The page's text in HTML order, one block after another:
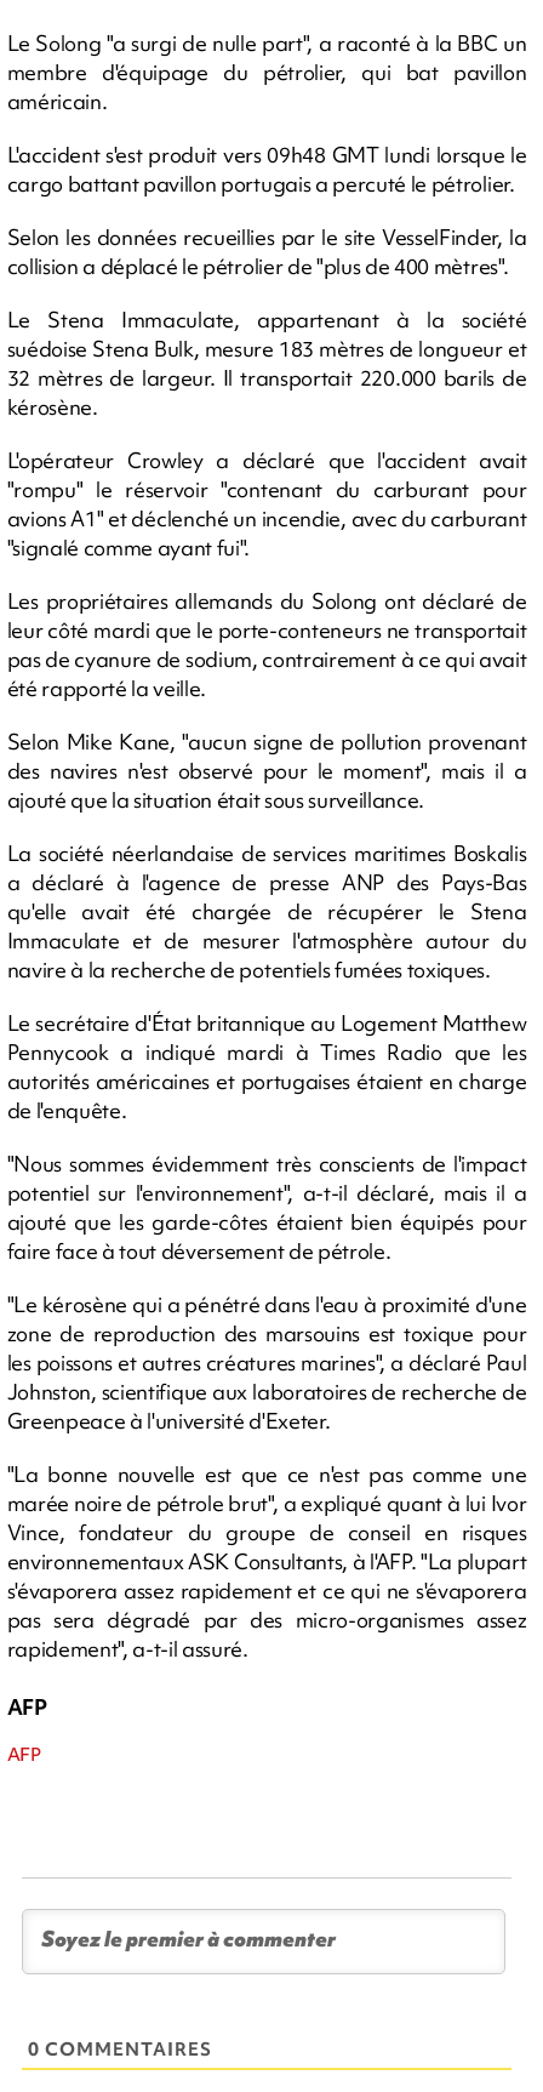
Le Solong "a surgi de nulle part", a raconté à la BBC un
membre d'équipage du pétrolier, qui bat pavillon
américain.
L'accident s'est produit vers 09h48 GMT lundi lorsque le
cargo battant pavillon portugais a percuté le pétrolier.
Selon les données recueillies par le site VesselFinder, la
collision a déplacé le pétrolier de "plus de 400 mètres".
Le Stena Immaculate, appartenant à la société
suédoise Stena Bulk, mesure 183 mètres de longueur et
32 mètres de largeur. Il transportait 220.000 barils de
kérosène.
L'opérateur Crowley a déclaré que l'accident avait
"rompu" le réservoir "contenant du carburant pour
avions A1" et déclenché un incendie, avec du carburant
"signalé comme ayant fui".
Les propriétaires allemands du Solong ont déclaré de
leur côté mardi que le porte-conteneurs ne transportait
pas de cyanure de sodium, contrairement à ce qui avait
été rapporté la veille.
Selon Mike Kane, "aucun signe de pollution provenant
des navires n'est observé pour le moment", mais il a
ajouté que la situation était sous surveillance.
La société néerlandaise de services maritimes Boskalis
a déclaré à l'agence de presse ANP des Pays-Bas
qu'elle avait été chargée de récupérer le Stena
Immaculate et de mesurer l'atmosphère autour du
navire à la recherche de potentiels fumées toxiques.
Le secrétaire d'État britannique au Logement Matthew
Pennycook a indiqué mardi à Times Radio que les
autorités américaines et portugaises étaient en charge
de l'enquête.
"Nous sommes évidemment très conscients de l'impact
potentiel sur l'environnement", a-t-il déclaré, mais il a
ajouté que les garde-côtes étaient bien équipés pour
faire face à tout déversement de pétrole.
"Le kérosène qui a pénétré dans l'eau à proximité d'une
zone de reproduction des marsouins est toxique pour
les poissons et autres créatures marines", a déclaré Paul
Johnston, scientifique aux laboratoires de recherche de
Greenpeace à l'université d'Exeter.
"La bonne nouvelle est que ce n'est pas comme une
marée noire de pétrole brut", a expliqué quant à lui Ivor
Vince, fondateur du groupe de conseil en risques
environnementaux ASK Consultants, à l'AFP. "La plupart
s'évaporera assez rapidement et ce qui ne s'évaporera
pas sera dégradé par des micro-organismes assez
rapidement", a-t-il assuré.
AFP
AFP
0 COMMENTAIRES